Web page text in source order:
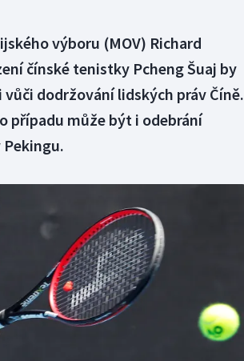
výboru (MOV) Richard
čínské tenistky Pcheng Šuaj by
dodržování lidských práv Číně.
případu může být i odebrání